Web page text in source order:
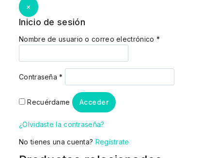
×
Inicio de sesión
Nombre de usuario o correo electrónico *
Contraseña*
Recuérdame Acceder
¿Olvidaste la contraseña?
No tienes una cuenta? Regístrate